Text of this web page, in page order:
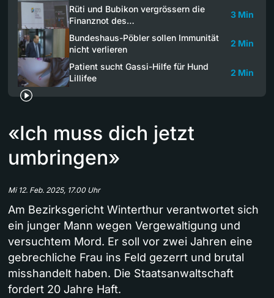
Rüti und Bubikon vergrössern die
Finanznot des…
3 Min
Bundeshaus-Pöbler sollen Immunität
nicht verlieren
2 Min
Patient sucht Gassi-Hilfe für Hund
Lillifee
2 Min
«Ich muss dich jetzt
umbringen»
Mi 12. Feb. 2025, 17.00 Uhr
Am Bezirksgericht Winterthur verantwortet sich
ein junger Mann wegen Vergewaltigung und
versuchtem Mord. Er soll vor zwei Jahren eine
gebrechliche Frau ins Feld gezerrt und brutal
misshandelt haben. Die Staatsanwaltschaft
fordert 20 Jahre Haft.